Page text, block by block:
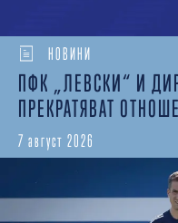
НОВИНИ
ПФК „ЛЕВСКИ“ И
ПРЕКРАТЯВАТ
7 август 2026